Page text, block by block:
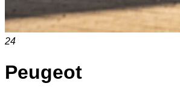
24
Peugeot